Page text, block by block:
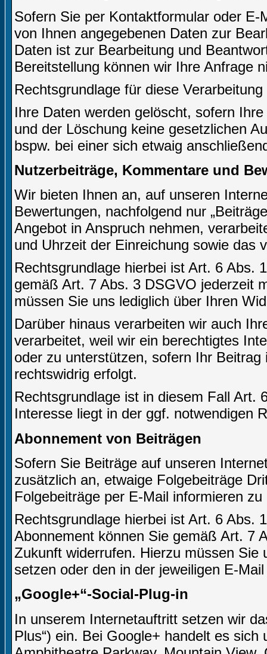
Sofern Sie per Kontaktformular oder
von Ihnen angegebenen Daten zur
Daten ist zur Bearbeitung und
Bereitstellung können wir Ihre Anfrage
Rechtsgrundlage für diese
Ihre Daten werden gelöscht, sofern
und der Löschung keine gesetzlichen
bspw. bei einer sich etwaig
Nutzerbeiträge, Kommentare und
Wir bieten Ihnen an, auf unseren
Bewertungen, nachfolgend nur
Angebot in Anspruch nehmen,
und Uhrzeit der Einreichung sowie das
Rechtsgrundlage hierbei ist Art. 6 Abs.
gemäß Art. 7 Abs. 3 DSGVO jederzeit
müssen Sie uns lediglich über Ihren
Darüber hinaus verarbeiten wir auch
verarbeitet, weil wir ein berechtigtes
oder zu unterstützen, sofern Ihr
rechtswidrig erfolgt.
Rechtsgrundlage ist in diesem Fall Art.
Interesse liegt in der ggf. notwendigen
Abonnement von Beiträgen
Sofern Sie Beiträge auf unseren
zusätzlich an, etwaige Folgebeiträge
Folgebeiträge per E-Mail informieren
Rechtsgrundlage hierbei ist Art. 6 Abs.
Abonnement können Sie gemäß Art. 7
Zukunft widerrufen. Hierzu müssen Sie
setzen oder den in der jeweiligen E-
„Google+“-Social-Plug-in
In unserem Internetauftritt setzen wir
Plus“) ein. Bei Google+ handelt es